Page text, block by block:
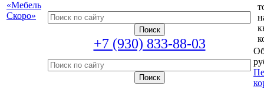
+7 (930) 833-88-03